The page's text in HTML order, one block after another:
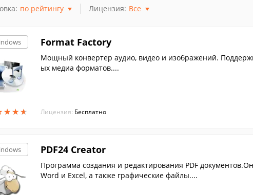
по рейтингу Лицензия: Все
★★★
★★★
Format Factory
Мощный конвертер аудио, видео и изображений.
ых медиа форматов....
Лицензия: Бесплатно
PDF24 Creator
Программа создания и редактирования PDF
Word и Excel, а также графические файлы....